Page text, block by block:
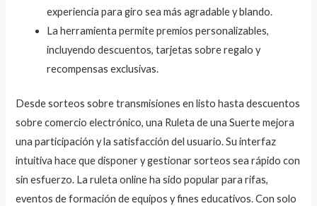
experiencia para giro sea más agradable y blando.
La herramienta permite premios personalizables,
incluyendo descuentos, tarjetas sobre regalo y
recompensas exclusivas.
Desde sorteos sobre transmisiones en listo hasta descuentos
sobre comercio electrónico, una Ruleta de una Suerte mejora
una participación y la satisfacción del usuario. Su interfaz
intuitiva hace que disponer y gestionar sorteos sea rápido con
sin esfuerzo. La ruleta online ha sido popular para rifas,
eventos de formación de equipos y fines educativos. Con solo